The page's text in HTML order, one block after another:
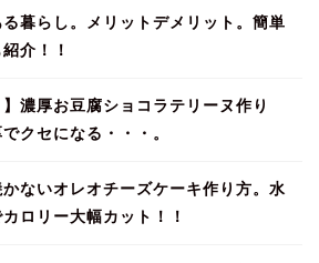
暮らし。メリットデメリット。簡単
介！！
】濃厚お豆腐ショコラテリーヌ作り
クセになる・・・。
かないオレオチーズケーキ作り方。水
ロリー大幅カット！！